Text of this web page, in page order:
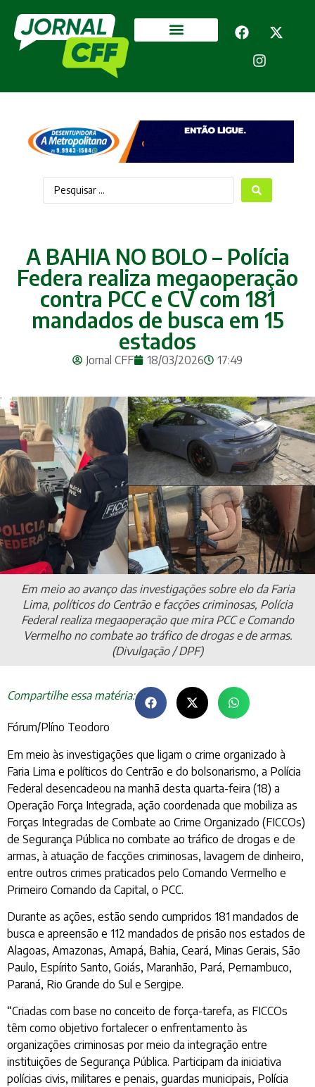
A BAHIA NO BOLO – Polícia
Federa realiza megaoperação
contra PCC e CV com 181
mandados de busca em 15
estados
Jornal CFF 18/03/2026 17:49
Em meio ao avanço das investigações sobre elo da Faria
Lima, políticos do Centrão e facções criminosas, Polícia
Federal realiza megaoperação que mira PCC e Comando
Vermelho no combate ao tráfico de drogas e de armas.
(Divulgação / DPF)
Compartilhe essa matéria:
Fórum/Plíno Teodoro
Em meio às investigações que ligam o crime organizado à
Faria Lima e políticos do Centrão e do bolsonarismo, a Polícia
Federal desencadeou na manhã desta quarta-feira (18) a
Operação Força Integrada, ação coordenada que mobiliza as
Forças Integradas de Combate ao Crime Organizado (FICCOs)
de Segurança Pública no combate ao tráfico de drogas e de
armas, à atuação de facções criminosas, lavagem de dinheiro,
entre outros crimes praticados pelo Comando Vermelho e
Primeiro Comando da Capital, o PCC.
Durante as ações, estão sendo cumpridos 181 mandados de
busca e apreensão e 112 mandados de prisão nos estados de
Alagoas, Amazonas, Amapá, Bahia, Ceará, Minas Gerais, São
Paulo, Espírito Santo, Goiás, Maranhão, Pará, Pernambuco,
Paraná, Rio Grande do Sul e Sergipe.
“Criadas com base no conceito de força-tarefa, as FICCOs
têm como objetivo fortalecer o enfrentamento às
organizações criminosas por meio da integração entre
instituições de Segurança Pública. Participam da iniciativa
polícias civis, militares e penais, guardas municipais, Polícia